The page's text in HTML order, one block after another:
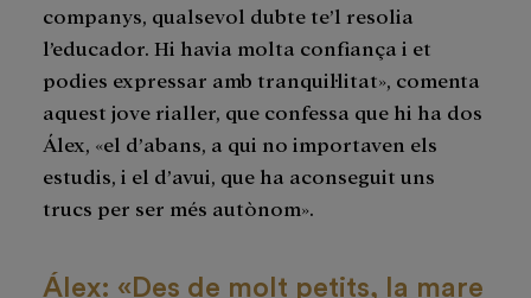
companys, qualsevol dubte te’l resolia
l’educador. Hi havia molta confiança i et
podies expressar amb tranquil·litat», comenta
aquest jove rialler, que confessa que hi ha dos
Álex, «el d’abans, a qui no importaven els
estudis, i el d’avui, que ha aconseguit uns
trucs per ser més autònom».
Álex: «Des de molt petits, la mare